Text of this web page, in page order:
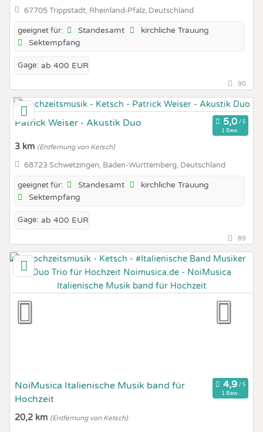
67705 Trippstadt, Rheinland-Pfalz, Deutschland
geeignet für: Standesamt
kirchliche Trauung
Sektempfang
Gage: ab 400 EUR
90
Patrick Weiser - Akustik Duo
1 Bew.
3 km (Entfernung von Ketsch)
68723 Schwetzingen, Baden-Württemberg, Deutschland
geeignet für: Standesamt
kirchliche Trauung
Sektempfang
Gage: ab 400 EUR
89
NoiMusica Italienische Musik band für
Hochzeit
1 Bew.
20,2 km (Entfernung von Ketsch)